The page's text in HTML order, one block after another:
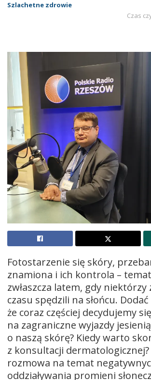
Szlachetne zdrowie
Czas
Fotostarzenie się skóry,
znamiona i ich kontrola –
zwłaszcza latem, gdy niektórzy
czasu spędzili na słońcu.
że coraz częściej decydujemy się
na zagraniczne wyjazdy
o naszą skórę? Kiedy warto
z konsultacji dermatologicznej?
rozmowa na temat
oddziaływania promieni